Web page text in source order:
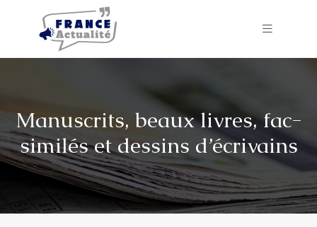
Manuscrits, beaux livres, fac-
similés et dessins d’écrivains